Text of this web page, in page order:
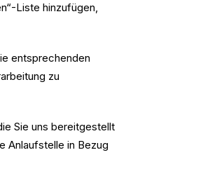
Liste hinzufügen,
entsprechenden
zu
Sie uns bereitgestellt
Anlaufstelle in Bezug